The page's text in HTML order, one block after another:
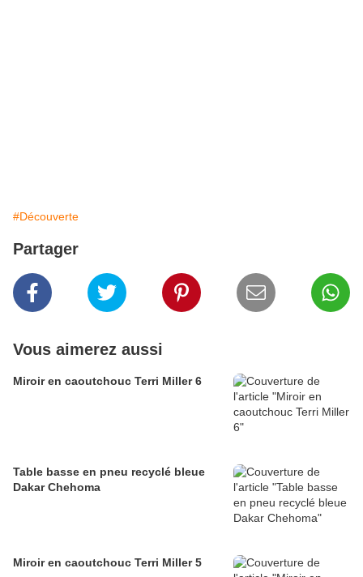
#Découverte
Partager
Vous aimerez aussi
Miroir en caoutchouc Terri Miller 6
Table basse en pneu recyclé bleue
Dakar Chehoma
Miroir en caoutchouc Terri Miller 5